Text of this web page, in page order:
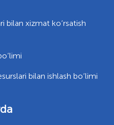
bilan xizmat ko‘rsatish
bilan ishlash bo‘limi